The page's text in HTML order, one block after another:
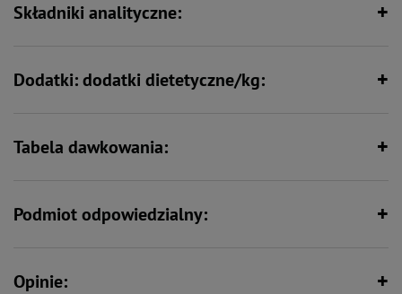
Składniki analityczne:
Dodatki: dodatki dietetyczne/kg:
Tabela dawkowania:
Podmiot odpowiedzialny:
Opinie: